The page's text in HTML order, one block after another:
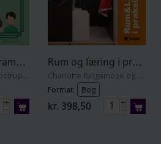
Tag ansvar for rammerne Rum og læring i praksis
Format:
Bog
kr. 398,50